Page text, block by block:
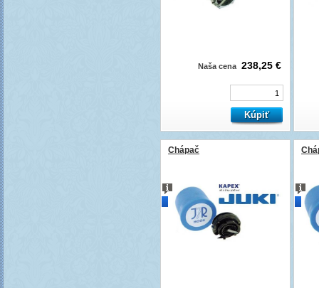
Naša cena 238,25 €
Chápač
novinka